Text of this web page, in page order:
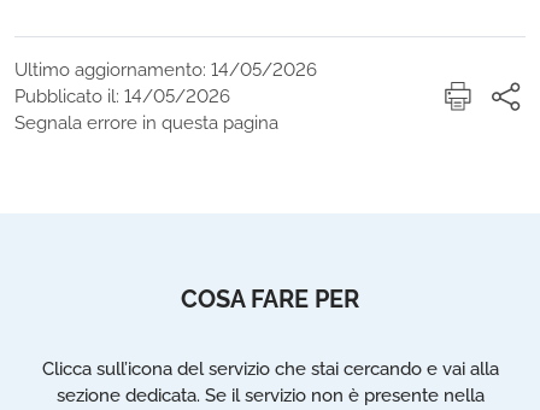
Ultimo aggiornamento: 14/05/2026
Pubblicato il: 14/05/2026
Segnala errore in questa pagina
COSA FARE PER
Clicca sull’icona del servizio che stai cercando e vai alla
sezione dedicata. Se il servizio non è presente nella